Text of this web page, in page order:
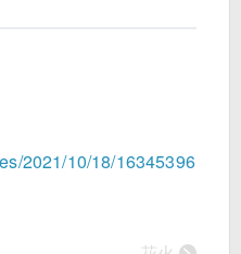
2021/10/18/16345396